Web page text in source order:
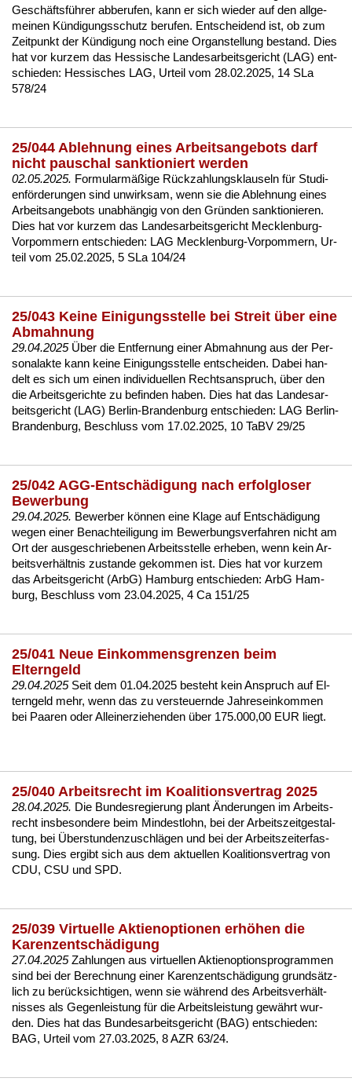
Geschäftsführer ab­be­ru­fen, kann er sich wie­der auf den all­ge­
mei­nen Kündi­gungs­schutz be­ru­fen. Ent­schei­dend ist, ob zum
Zeit­punkt der Kündi­gung noch ei­ne Or­gan­stel­lung be­stand. Dies
hat vor kur­zem das Hes­si­sche Lan­des­ar­beits­ge­richt (LAG) ent­
schie­den: Hes­si­sches LAG, Ur­teil vom 28.02.2025, 14 SLa
578/24
25/044 Ablehnung eines Arbeitsangebots darf
nicht pauschal sanktioniert werden
02.05.2025. For­mu­larmäßige Rück­zah­lungs­klau­seln für Stu­di­
enförde­run­gen sind un­wirk­sam, wenn sie die Ab­leh­nung ei­nes
Ar­beits­an­ge­bots un­abhängig von den Gründen sank­tio­nie­ren.
Dies hat vor kur­zem das Lan­des­ar­beits­ge­richt Meck­len­burg-
Vor­pom­mern ent­schie­den: LAG Meck­len­burg-Vor­pom­mern, Ur­
teil vom 25.02.2025, 5 SLa 104/24
25/043 Keine Einigungsstelle bei Streit über eine
Abmahnung
29.04.2025Über die Ent­fer­nung ei­ner Ab­mah­nung aus der Per­
so­nal­ak­te kann kei­ne Ei­ni­gungs­stel­le ent­schei­den. Da­bei han­
delt es sich um ei­nen in­di­vi­du­el­len Rechts­an­spruch, über den
die Ar­beits­ge­rich­te zu be­fin­den ha­ben. Dies hat das Lan­des­ar­
beits­ge­richt (LAG) Ber­lin-Bran­den­burg ent­schie­den: LAG Ber­lin-
Bran­den­burg, Be­schluss vom 17.02.2025, 10 TaBV 29/25
25/042 AGG-Entschädigung nach erfolgloser
Bewerbung
29.04.2025. Be­wer­ber können ei­ne Kla­ge auf Entschädi­gung
we­gen ei­ner Be­nach­tei­li­gung im Be­wer­bungs­ver­fah­ren nicht am
Ort der aus­ge­schrie­be­nen Ar­beits­stel­le er­he­ben, wenn kein Ar­
beits­verhält­nis zu­stan­de ge­kom­men ist. Dies hat vor kur­zem
das Ar­beits­ge­richt (ArbG) Ham­burg ent­schie­den: ArbG Ham­
burg, Be­schluss vom 23.04.2025, 4 Ca 151/25
25/041 Neue Einkommensgrenzen beim
Elterngeld
29.04.2025Seit dem 01.04.2025 be­steht kein An­spruch auf El­
tern­geld mehr, wenn das zu ver­steu­ern­de Jah­res­ein­kom­men
bei Paa­ren oder Al­lein­er­zie­hen­den über 175.000,00 EUR liegt.
25/040 Arbeitsrecht im Koalitionsvertrag 2025
28.04.2025. Die Bun­des­re­gie­rung plant Ände­run­gen im Ar­beits­
recht ins­be­son­de­re beim Min­dest­lohn, bei der Ar­beits­zeit­ge­stal­
tung, bei Über­stun­den­zu­schlägen und bei der Ar­beits­zeit­er­fas­
sung. Dies er­gibt sich aus dem ak­tu­el­len Ko­ali­ti­ons­ver­trag von
CDU, CSU und SPD.
25/039 Virtuelle Aktienoptionen erhöhen die
Karenzentschädigung
27.04.2025Zah­lun­gen aus vir­tu­el­len Ak­ti­en­op­ti­ons­pro­gram­men
sind bei der Be­rech­nung ei­ner Ka­ren­zentschädi­gung grundsätz­
lich zu berück­sich­ti­gen, wenn sie während des Ar­beits­verhält­
nis­ses als Ge­gen­leis­tung für die Ar­beits­leis­tung gewährt wur­
den. Dies hat das Bun­des­ar­beits­ge­richt (BAG) ent­schie­den:
BAG, Ur­teil vom 27.03.2025, 8 AZR 63/24.